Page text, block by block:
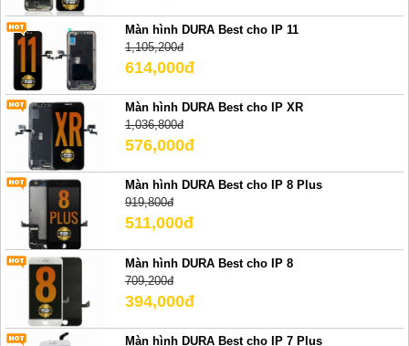
Màn hình DURA Best cho IP 11
1,105,200đ
614,000đ
Màn hình DURA Best cho IP XR
1,036,800đ
576,000đ
Màn hình DURA Best cho IP 8 Plus
919,800đ
511,000đ
Màn hình DURA Best cho IP 8
709,200đ
394,000đ
Màn hình DURA Best cho IP 7 Plus